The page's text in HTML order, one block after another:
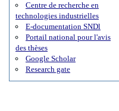
Centre de recherche en
technologies industrielles
E-documentation SNDl
Portail national pour l'avis
des thèses
Google Scholar
Research gate